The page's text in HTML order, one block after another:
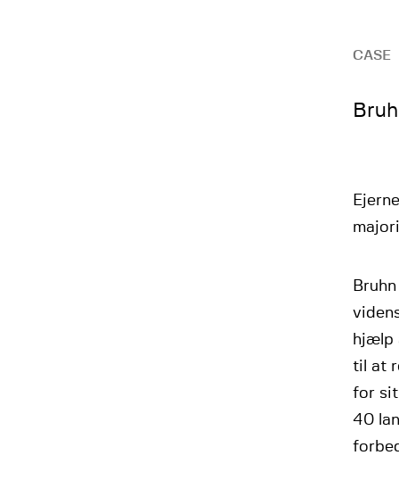
CASE
hjælp
til at
for sit
40